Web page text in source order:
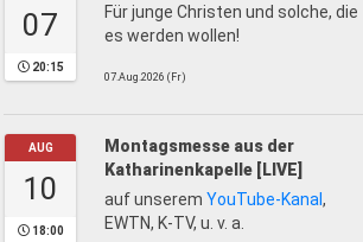
07
20:15
Für junge Christen und solche, die
es werden wollen!
07.Aug.2026 (Fr)
AUG
10
18:00
Montagsmesse aus der
Katharinenkapelle [LIVE]
auf unserem YouTube-Kanal ,
EWTN, K-TV, u. v. a.